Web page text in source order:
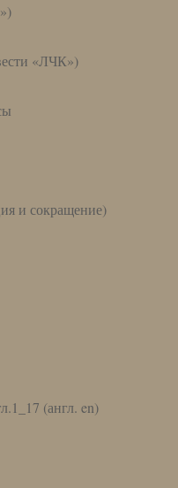
«ЛЧК»)
и сокращение)
(англ. en)